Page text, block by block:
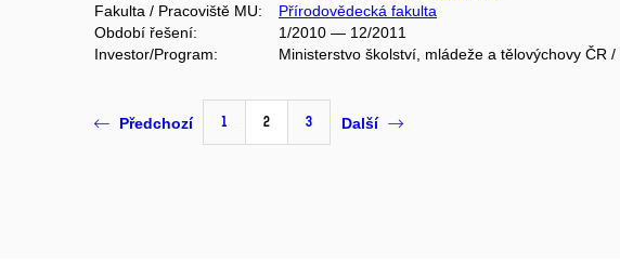
Fakulta / Pracoviště MU:
Přírodovědecká fakulta
Období řešení:
1/2010 — 12/2011
Investor/Program:
Ministerstvo školství, mládeže a tělovýchovy ČR
Předchozí 1 2 3 Další